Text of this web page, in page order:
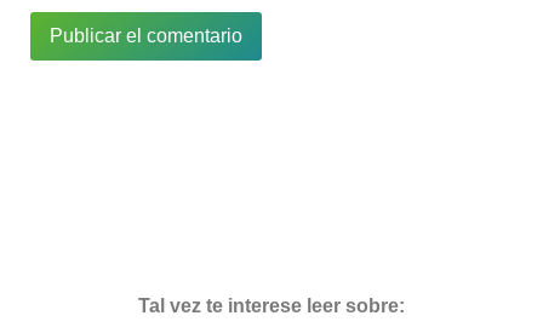
Tal vez te interese leer sobre: